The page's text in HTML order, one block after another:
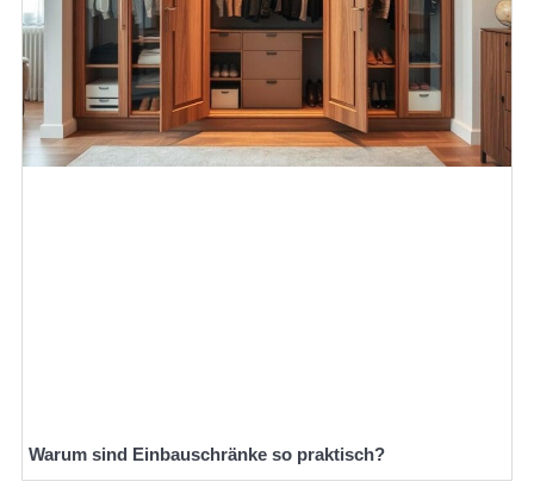
Warum sind Einbauschränke so praktisch?